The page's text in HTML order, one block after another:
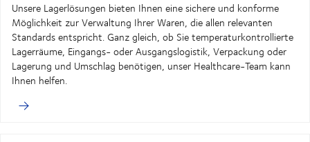
Unsere Lagerlösungen bieten Ihnen eine sichere und konforme
Möglichkeit zur Verwaltung Ihrer Waren, die allen relevanten
Standards entspricht. Ganz gleich, ob Sie temperaturkontrollierte
Lagerräume, Eingangs- oder Ausgangslogistik, Verpackung oder
Lagerung und Umschlag benötigen, unser Healthcare-Team kann
Ihnen helfen.